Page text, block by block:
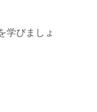
学びましょ